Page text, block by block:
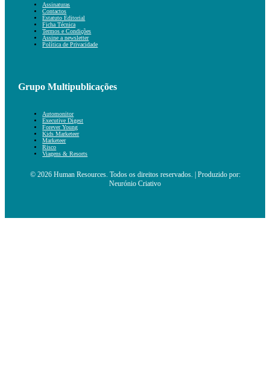
Assinaturas
Contactos
Estatuto Editorial
Ficha Técnica
Termos e Condições
Assine a newsletter
Política de Privacidade
Grupo Multipublicações
Automonitor
Executive Digest
Forever Young
Kids Marketeer
Marketeer
Risco
Viagens & Resorts
© 2026 Human Resources. Todos os direitos reservados. | Produzido por:
Neurónio Criativo